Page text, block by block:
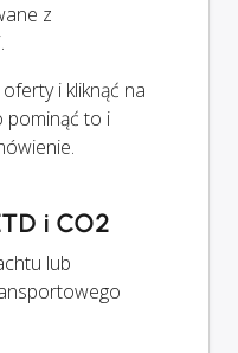
z
i kliknąć na
pominąć to i
i CO2
lub